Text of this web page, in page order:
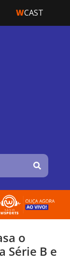
WCAST
o
Série B e